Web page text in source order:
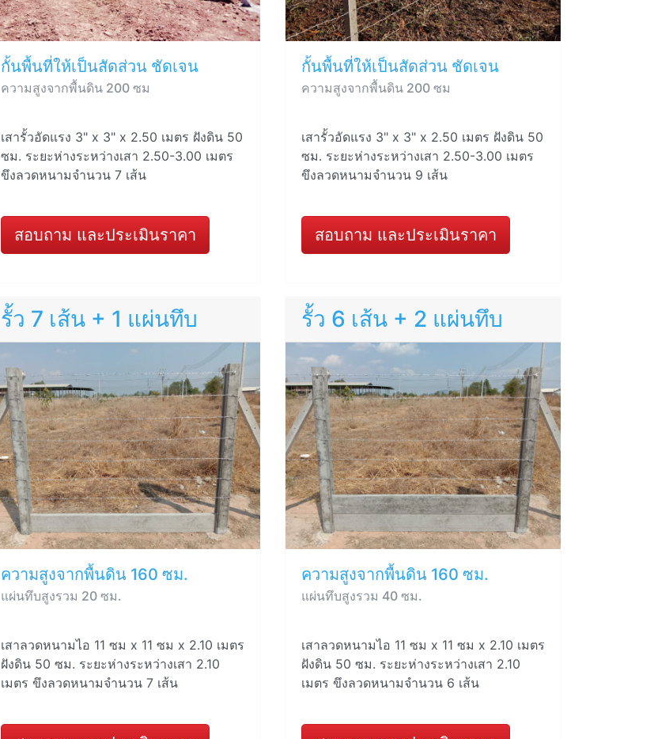
กั้นพื้นที่ให้เป็นสัดส่วน ชัดเจน
ความสูงจากพื้นดิน 200 ซม
เสารั้วอัดแรง 3" x 3" x 2.50 เมตร ฝังดิน 50
ซม. ระยะห่างระหว่างเสา 2.50-3.00 เมตร
ขึงลวดหนามจำนวน 7 เส้น
สอบถาม และประเมินราคา
กั้นพื้นที่ให้เป็นสัดส่วน ชัดเจน
ความสูงจากพื้นดิน 200 ซม
เสารั้วอัดแรง 3" x 3" x 2.50 เมตร ฝังดิน 50
ซม. ระยะห่างระหว่างเสา 2.50-3.00 เมตร
ขึงลวดหนามจำนวน 9 เส้น
สอบถาม และประเมินราคา
รั้ว 7 เส้น + 1 แผ่นทึบ
ความสูงจากพื้นดิน 160 ซม.
แผ่นทึบสูงรวม 20 ซม.
เสาลวดหนามไอ 11 ซม x 11 ซม x 2.10 เมตร
ฝังดิน 50 ซม. ระยะห่างระหว่างเสา 2.10
เมตร ขึงลวดหนามจำนวน 7 เส้น
รั้ว 6 เส้น + 2 แผ่นทึบ
ความสูงจากพื้นดิน 160 ซม.
แผ่นทึบสูงรวม 40 ซม.
เสาลวดหนามไอ 11 ซม x 11 ซม x 2.10 เมตร
ฝังดิน 50 ซม. ระยะห่างระหว่างเสา 2.10
เมตร ขึงลวดหนามจำนวน 6 เส้น